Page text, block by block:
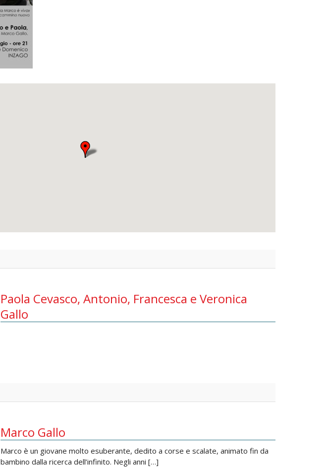
Paola Cevasco, Antonio, Francesca e Veronica
Gallo
Marco Gallo
Marco è un giovane molto esuberante, dedito a corse e scalate, animato fin da
bambino dalla ricerca dell’infinito. Negli anni […]